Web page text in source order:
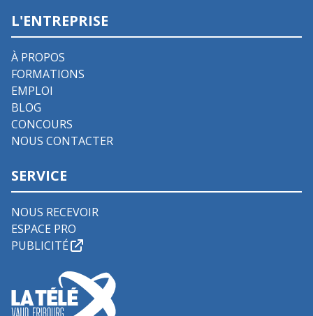
L'ENTREPRISE
À PROPOS
FORMATIONS
EMPLOI
BLOG
CONCOURS
NOUS CONTACTER
SERVICE
NOUS RECEVOIR
ESPACE PRO
PUBLICITÉ